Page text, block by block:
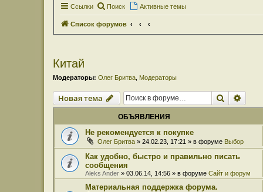
Ссылки Поиск Активные темы
Список форумов
Китай
Модераторы: Олег Бритва Модераторы
Новая тема Поиск
ОБЪЯВЛЕНИЯ
Не рекомендуется к покупке
Олег Бритва » 24.02.23, 17:21 » в форуме Выбор
Как удобно, быстро и правильно писать
сообщения
Aleks Ander » 03.06.14, 14:56 » в форуме Сайт и форум
Материальная поддержка форума.